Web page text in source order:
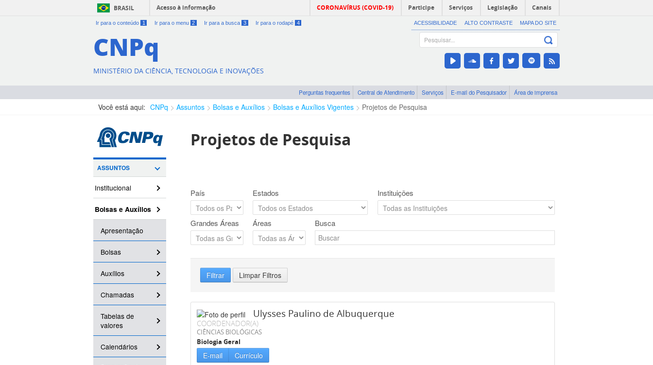
BRASIL Acesso à informação CORONAVÍRUS (COVID-19) Participe Serviços Legislação Canais
Ir para o conteúdo 1 Ir para o menu 2 Ir para a busca 3 Ir para o rodapé 4 ACESSIBILIDADE ALTO CONTRASTE MAPA DO SITE
CNPq
MINISTÉRIO DA CIÊNCIA, TECNOLOGIA E INOVAÇÕES
Perguntas frequentes Central de Atendimento Serviços E-mail do Pesquisador Área de imprensa
Você está aqui: CNPq Assuntos Bolsas e Auxílios Bolsas e Auxílios Vigentes Projetos de Pesquisa
ASSUNTOS
Institucional
Bolsas e Auxílios
Apresentação
Bolsas
Auxílios
Chamadas
Tabelas de
valores
Calendários
Projetos de Pesquisa
País Estados Instituições
Grandes Áreas Áreas Busca
Filtrar Limpar Filtros
Ulysses Paulino de Albuquerque
COORDENADOR(A)
CIÊNCIAS BIOLÓGICAS
Biologia Geral
E-mail Currículo